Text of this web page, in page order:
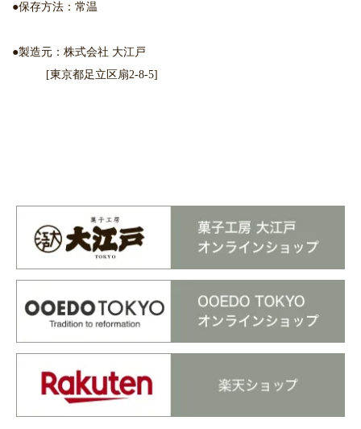
●保存方法：常温
●製造元：株式会社 大江戸
[東京都足立区扇2-8-5]